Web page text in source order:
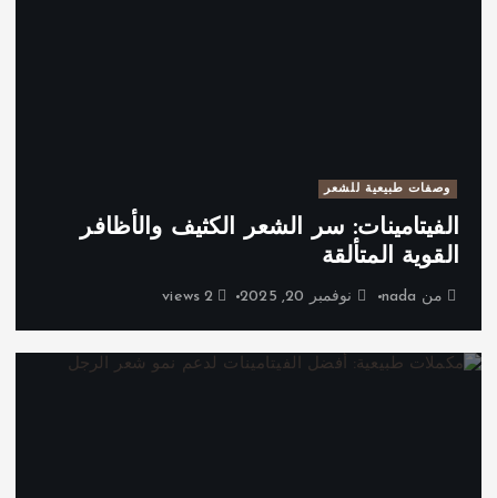
وصفات طبيعية للشعر
الفيتامينات: سر الشعر الكثيف والأظافر
القوية المتألقة
من nada نوفمبر 20, 2025